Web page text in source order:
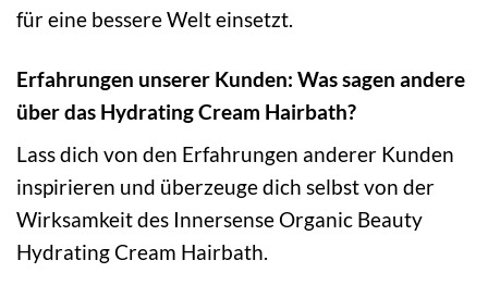
für eine bessere Welt einsetzt.
Erfahrungen unserer Kunden: Was sagen andere
über das Hydrating Cream Hairbath?
Lass dich von den Erfahrungen anderer Kunden
inspirieren und überzeuge dich selbst von der
Wirksamkeit des Innersense Organic Beauty
Hydrating Cream Hairbath.